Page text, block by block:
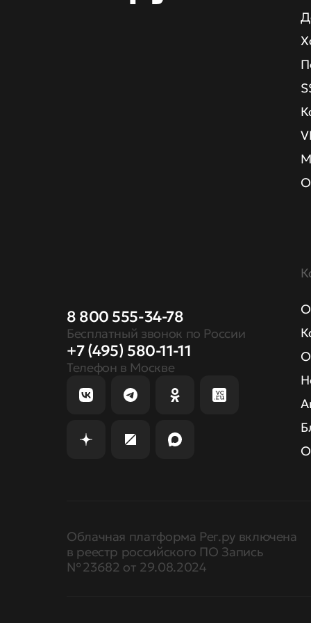
8 800 555-34-78
Бесплатный звонок по России
+7 (495) 580-11-11
Телефон в Москве
Облачная платформа Рег.ру включена
в реестр российского ПО Запись
№ 23682 от 29.08.2024